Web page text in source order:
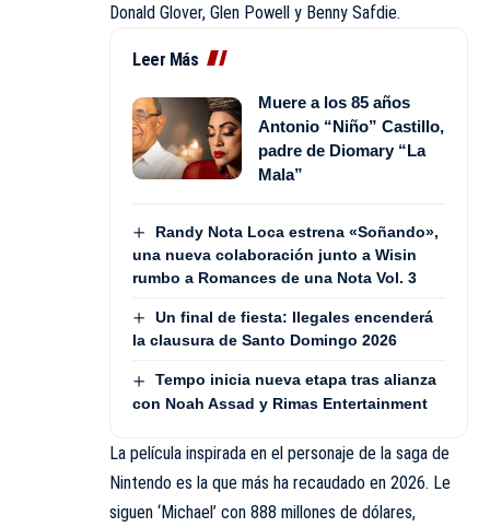
Donald Glover, Glen Powell y Benny Safdie.
Leer Más
Muere a los 85 años
Antonio “Niño” Castillo,
padre de Diomary “La
Mala”
Randy Nota Loca estrena «Soñando»,
una nueva colaboración junto a Wisin
rumbo a Romances de una Nota Vol. 3
Un final de fiesta: Ilegales encenderá
la clausura de Santo Domingo 2026
Tempo inicia nueva etapa tras alianza
con Noah Assad y Rimas Entertainment
La película inspirada en el personaje de la saga de
Nintendo es la que más ha recaudado en 2026. Le
siguen ‘Michael’ con 888 millones de dólares,